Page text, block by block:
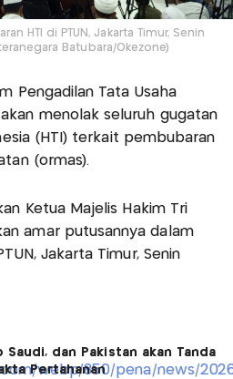
HTI di PTUN, Jakarta Timur, Senin
Batubara/Okezone)
Pengadilan Tata Usaha
menolak seluruh gugatan
(HTI) terkait pembubaran
(ormas).
Ketua Majelis Hakim Tri
amar putusannya dalam
Jakarta Timur, Senin
Saudi, dan Pakistan akan Tanda
Pertahanan